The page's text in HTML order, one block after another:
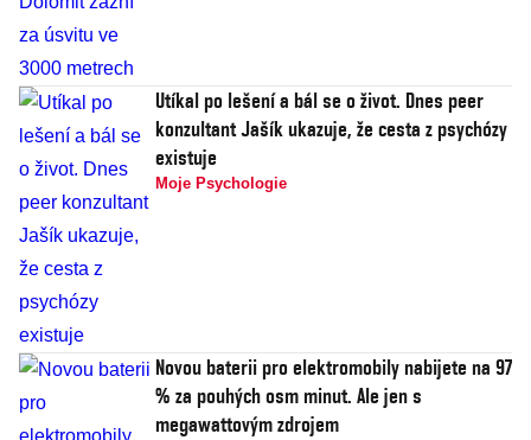
Utíkal po lešení a bál se o život. Dnes peer
konzultant Jašík ukazuje, že cesta z psychózy
existuje
Moje Psychologie
Novou baterii pro elektromobily nabijete na 97
% za pouhých osm minut. Ale jen s
megawattovým zdrojem